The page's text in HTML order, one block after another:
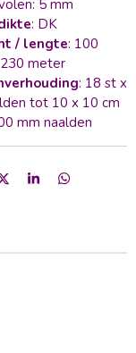
5 mm
: DK
/ lengte: 100
meter
: 18 st x
tot 10 x 10 cm
mm naalden
D
S
D